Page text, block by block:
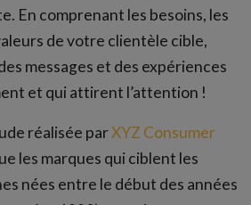
En comprenant les besoins, les
de votre clientèle cible,
messages et des expériences
et qui attirent l’attention !
réalisée parXYZ Consumer
les marques qui ciblent les
nées entre le début des années